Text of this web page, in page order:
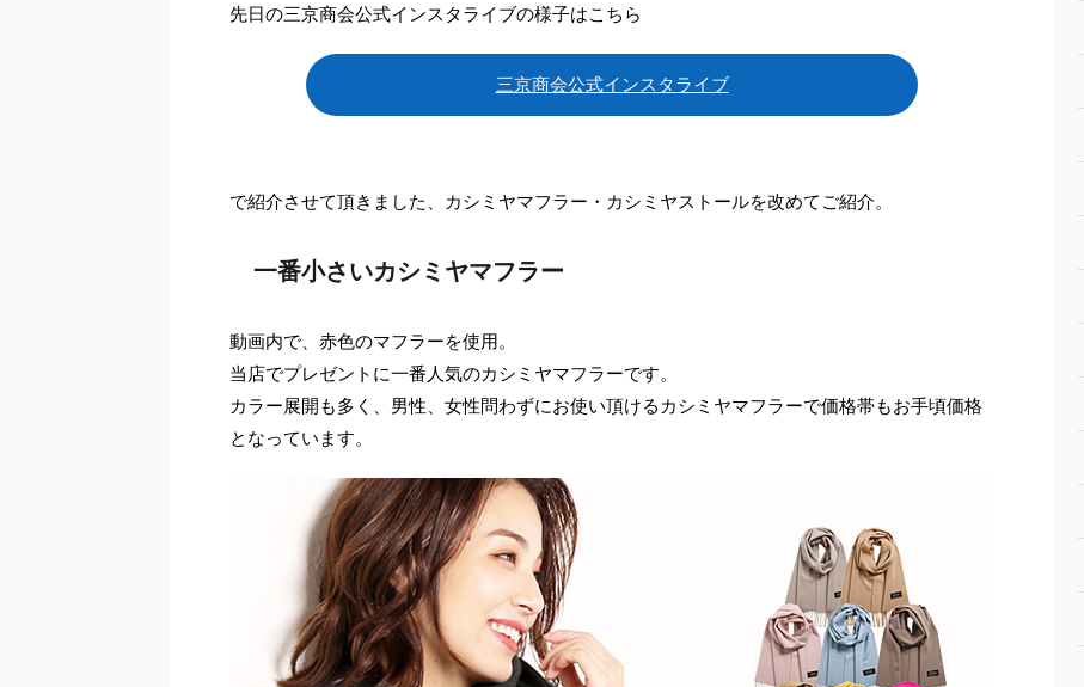
先日の三京商会公式インスタライブの様子はこちら
三京商会公式インスタライブ
で紹介させて頂きました、カシミヤマフラー・カシミヤストールを改めてご紹介。
一番小さいカシミヤマフラー
動画内で、赤色のマフラーを使用。
当店でプレゼントに一番人気のカシミヤマフラーです。
カラー展開も多く、男性、女性問わずにお使い頂けるカシミヤマフラーで価格帯もお手頃価格
となっています。